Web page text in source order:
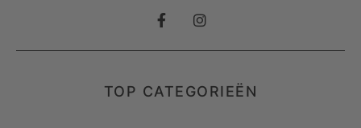
TOP CATEGORIEËN